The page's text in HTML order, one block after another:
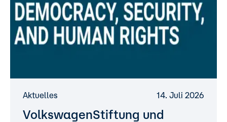
Aktuelles 14. Juli 2026
VolkswagenStiftung und